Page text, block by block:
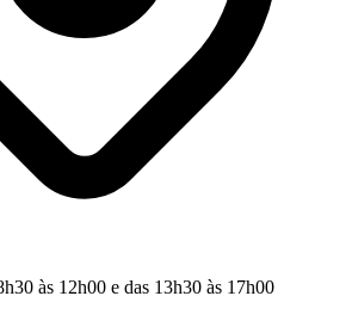
às 12h00 e das 13h30 às 17h00